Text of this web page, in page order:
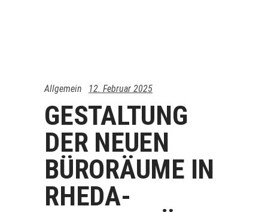
Allgemein 12. Februar 2025
GESTALTUNG
DER NEUEN
BÜRORÄUME IN
RHEDA-